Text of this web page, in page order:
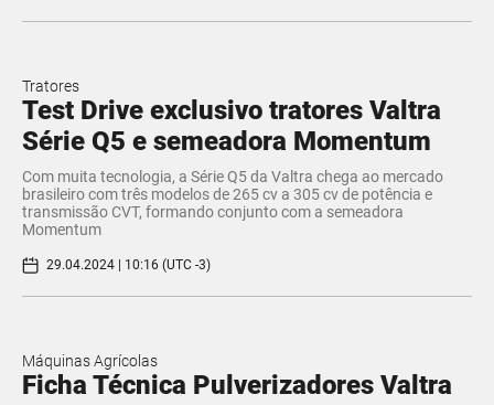
Tratores
Test Drive exclusivo tratores Valtra
Série Q5 e semeadora Momentum
Com muita tecnologia, a Série Q5 da Valtra chega ao mercado
brasileiro com três modelos de 265 cv a 305 cv de potência e
transmissão CVT, formando conjunto com a semeadora
Momentum
29.04.2024 | 10:16 (UTC -3)
Máquinas Agrícolas
Ficha Técnica Pulverizadores Valtra